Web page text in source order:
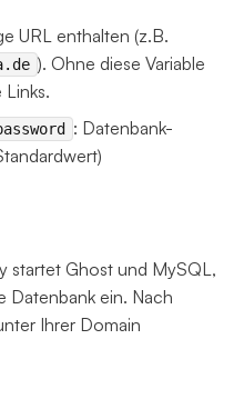
URL enthalten (z.B.
). Ohne diese Variable
: Datenbank-
startet Ghost und MySQL,
Datenbank ein. Nach
Ihrer Domain